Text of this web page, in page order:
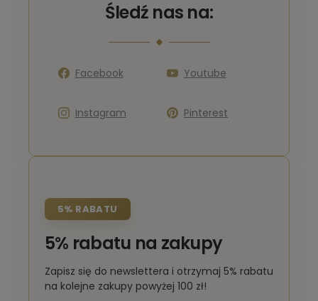
Śledź nas na:
Facebook Youtube
Instagram Pinterest
5% RABATU
5% rabatu na zakupy
Zapisz się do newslettera i otrzymaj 5% rabatu
na kolejne zakupy powyżej 100 zł!